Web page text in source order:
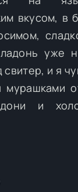
вкусом, в
уже
свитер, и я
мурашками
и